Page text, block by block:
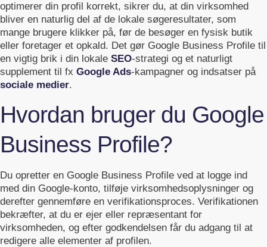
optimerer din profil korrekt, sikrer du, at din virksomhed
bliver en naturlig del af de lokale søgeresultater, som
mange brugere klikker på, før de besøger en fysisk butik
eller foretager et opkald. Det gør Google Business Profile til
en vigtig brik i din lokale SEO-strategi og et naturligt
supplement til fx Google Ads-kampagner og indsatser på
sociale medier.
Hvordan bruger du Google
Business Profile?
Du opretter en Google Business Profile ved at logge ind
med din Google-konto, tilføje virksomhedsoplysninger og
derefter gennemføre en verifikationsproces. Verifikationen
bekræfter, at du er ejer eller repræsentant for
virksomheden, og efter godkendelsen får du adgang til at
redigere alle elementer af profilen.